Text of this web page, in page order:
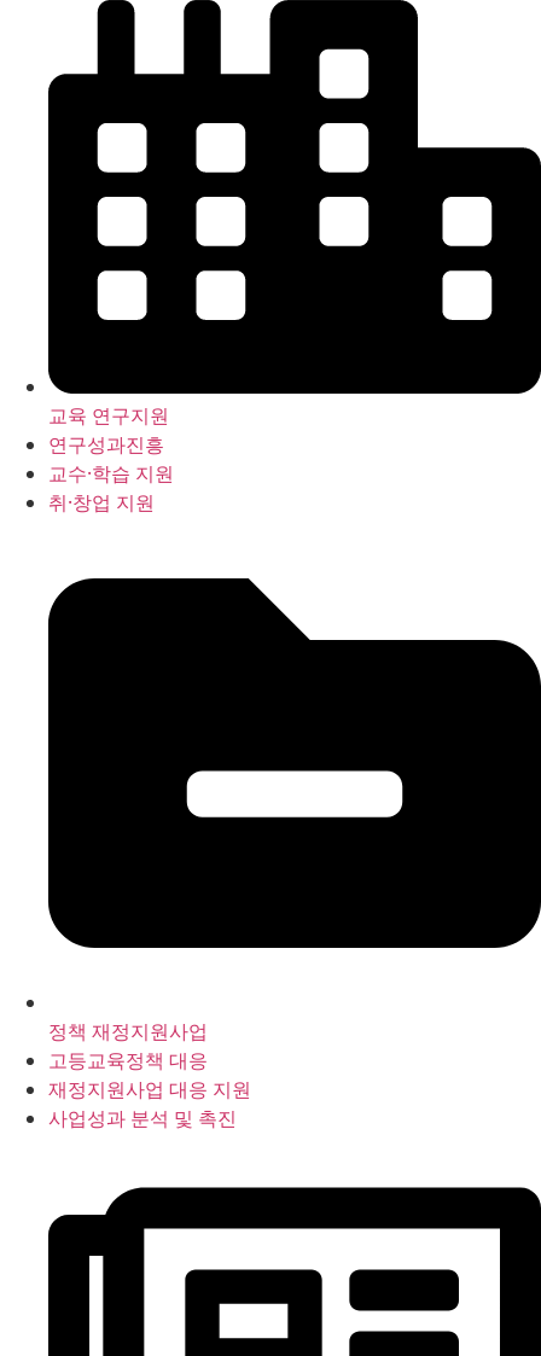
교육 연구지원
연구성과진흥
교수·학습 지원
취·창업 지원
정책 재정지원사업
고등교육정책 대응
재정지원사업 대응 지원
사업성과 분석 및 촉진